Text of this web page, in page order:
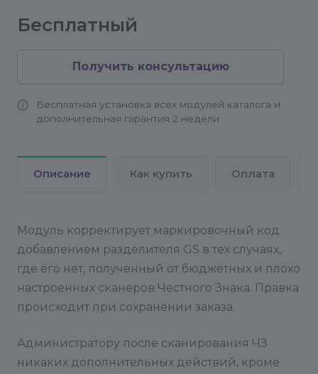
Бесплатный
Получить консультацию
Бесплатная установка всех модулей каталога и
дополнительная гарантия 2 недели
Описание Как купить Оплата
Модуль корректирует маркировочный код
добавлением разделителя GS в тех случаях,
где его нет, полученный от бюджетных и плохо
настроенных сканеров Честного Знака. Правка
происходит при сохранении заказа.
Администратору после сканирования ЧЗ
никаких дополнительных действий, кроме